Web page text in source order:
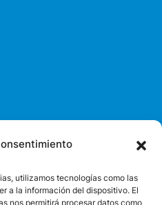
utilizamos tecnologías como las
a la información del dispositivo. El
nos permitirá procesar datos como